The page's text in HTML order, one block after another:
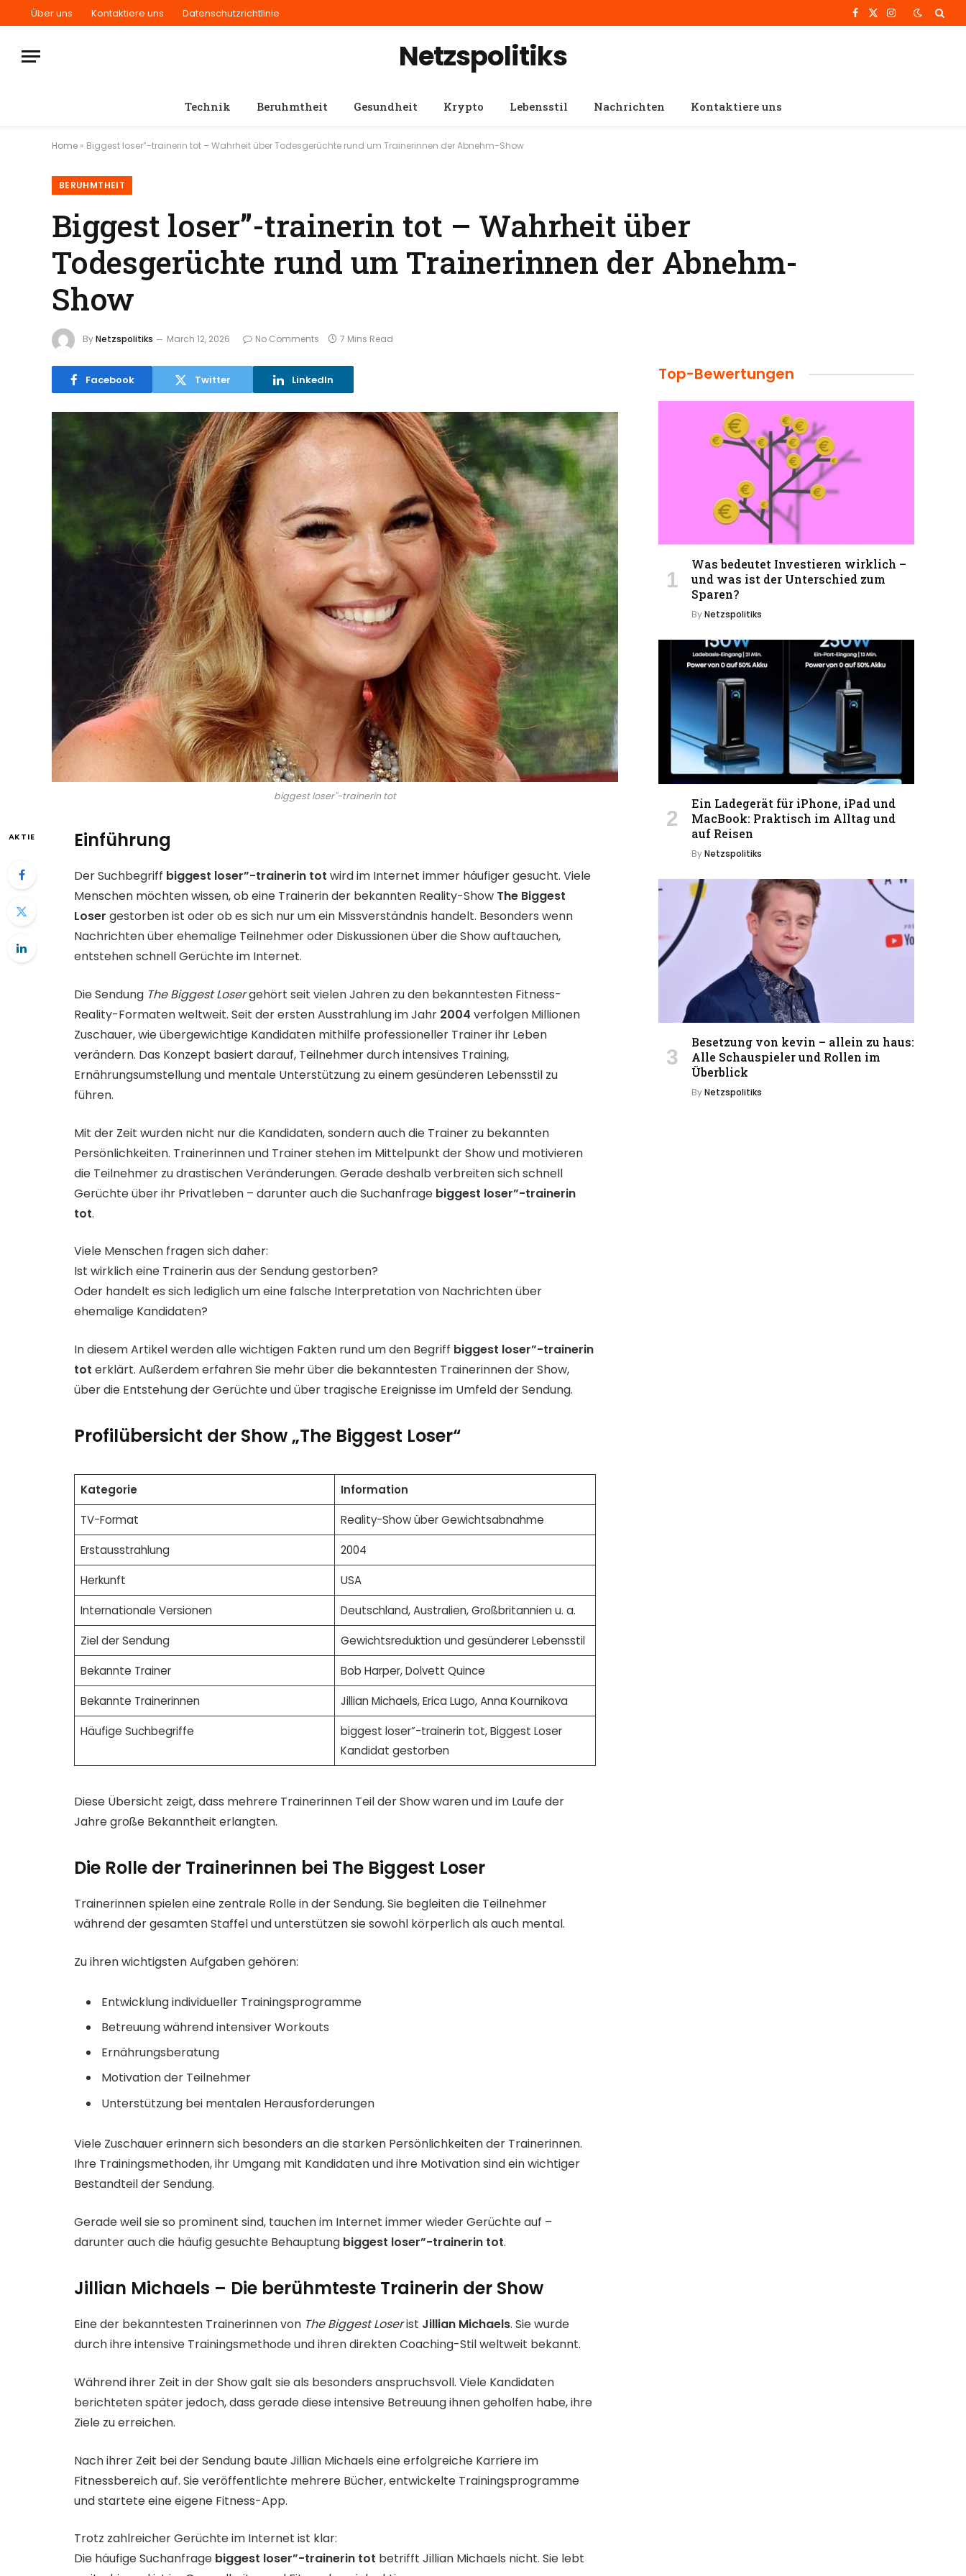
Über uns Kontaktiere uns Datenschutzrichtlinie Facebook
X
Instagram
Netzspolitiks
Technik Beruhmtheit Gesundheit Krypto Lebensstil Nachrichten Kontaktiere uns
Home » Biggest loser”-trainerin tot – Wahrheit über Todesgerüchte rund um Trainerinnen der Abnehm-Show
BERUHMTHEIT
Biggest loser”-trainerin tot – Wahrheit über
Todesgerüchte rund um Trainerinnen der Abnehm-
Show
ByNetzspolitiks March 12, 2026 No Comments 7 Mins Read
Facebook Twitter LinkedIn
biggest loser''-trainerin tot
AKTIE Einführung
Der Suchbegriff biggest loser”-trainerin tot wird im Internet immer häufiger gesucht. Viele
Menschen möchten wissen, ob eine Trainerin der bekannten Reality-Show The Biggest
Loser gestorben ist oder ob es sich nur um ein Missverständnis handelt. Besonders wenn
Nachrichten über ehemalige Teilnehmer oder Diskussionen über die Show auftauchen,
entstehen schnell Gerüchte im Internet.
Die Sendung The Biggest Losergehört seit vielen Jahren zu den bekanntesten Fitness-
Reality-Formaten weltweit. Seit der ersten Ausstrahlung im Jahr 2004 verfolgen Millionen
Zuschauer, wie übergewichtige Kandidaten mithilfe professioneller Trainer ihr Leben
verändern. Das Konzept basiert darauf, Teilnehmer durch intensives Training,
Ernährungsumstellung und mentale Unterstützung zu einem gesünderen Lebensstil zu
führen.
Mit der Zeit wurden nicht nur die Kandidaten, sondern auch die Trainer zu bekannten
Persönlichkeiten. Trainerinnen und Trainer stehen im Mittelpunkt der Show und motivieren
die Teilnehmer zu drastischen Veränderungen. Gerade deshalb verbreiten sich schnell
Gerüchte über ihr Privatleben – darunter auch die Suchanfrage biggest loser”-trainerin
tot.
Viele Menschen fragen sich daher:
Ist wirklich eine Trainerin aus der Sendung gestorben?
Oder handelt es sich lediglich um eine falsche Interpretation von Nachrichten über
ehemalige Kandidaten?
In diesem Artikel werden alle wichtigen Fakten rund um den Begriff biggest loser”-trainerin
tot erklärt. Außerdem erfahren Sie mehr über die bekanntesten Trainerinnen der Show,
über die Entstehung der Gerüchte und über tragische Ereignisse im Umfeld der Sendung.
Profilübersicht der Show „The Biggest Loser“
Kategorie
Information
TV-Format
Reality-Show über Gewichtsabnahme
Erstausstrahlung
2004
Herkunft
USA
Internationale Versionen
Deutschland, Australien, Großbritannien u. a.
Ziel der Sendung
Gewichtsreduktion und gesünderer Lebensstil
Bekannte Trainer
Bob Harper, Dolvett Quince
Bekannte Trainerinnen
Jillian Michaels, Erica Lugo, Anna Kournikova
Häufige Suchbegriffe
biggest loser”-trainerin tot, Biggest Loser
Kandidat gestorben
Diese Übersicht zeigt, dass mehrere Trainerinnen Teil der Show waren und im Laufe der
Jahre große Bekanntheit erlangten.
Die Rolle der Trainerinnen bei The Biggest Loser
Trainerinnen spielen eine zentrale Rolle in der Sendung. Sie begleiten die Teilnehmer
während der gesamten Staffel und unterstützen sie sowohl körperlich als auch mental.
Zu ihren wichtigsten Aufgaben gehören:
Entwicklung individueller Trainingsprogramme
Betreuung während intensiver Workouts
Ernährungsberatung
Motivation der Teilnehmer
Unterstützung bei mentalen Herausforderungen
Viele Zuschauer erinnern sich besonders an die starken Persönlichkeiten der Trainerinnen.
Ihre Trainingsmethoden, ihr Umgang mit Kandidaten und ihre Motivation sind ein wichtiger
Bestandteil der Sendung.
Gerade weil sie so prominent sind, tauchen im Internet immer wieder Gerüchte auf –
darunter auch die häufig gesuchte Behauptung biggest loser”-trainerin tot.
Jillian Michaels – Die berühmteste Trainerin der Show
Eine der bekanntesten Trainerinnen von The Biggest Loserist Jillian Michaels. Sie wurde
durch ihre intensive Trainingsmethode und ihren direkten Coaching-Stil weltweit bekannt.
Während ihrer Zeit in der Show galt sie als besonders anspruchsvoll. Viele Kandidaten
berichteten später jedoch, dass gerade diese intensive Betreuung ihnen geholfen habe, ihre
Ziele zu erreichen.
Nach ihrer Zeit bei der Sendung baute Jillian Michaels eine erfolgreiche Karriere im
Fitnessbereich auf. Sie veröffentlichte mehrere Bücher, entwickelte Trainingsprogramme
und startete eine eigene Fitness-App.
Trotz zahlreicher Gerüchte im Internet ist klar:
Die häufige Suchanfrage biggest loser”-trainerin tot betrifft Jillian Michaels nicht. Sie lebt
Top-Bewertungen
Was bedeutet Investieren wirklich –
und was ist der Unterschied zum
Sparen?
ByNetzspolitiks
Ein Ladegerät für iPhone, iPad und
MacBook: Praktisch im Alltag und
auf Reisen
ByNetzspolitiks
Besetzung von kevin – allein zu haus:
Alle Schauspieler und Rollen im
Überblick
ByNetzspolitiks